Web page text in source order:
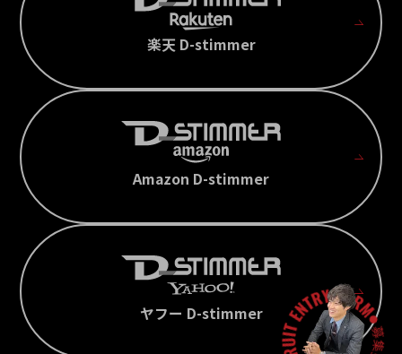
楽天 D-stimmer
Amazon D-stimmer
ヤフー D-stimmer